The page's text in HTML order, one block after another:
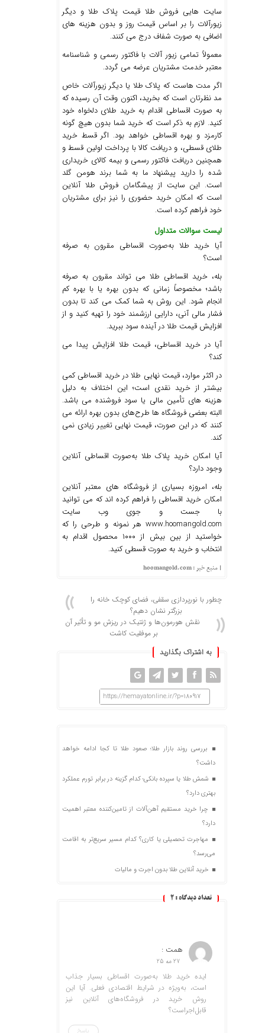
سایت‌ هایی فروش طلا قیمت پلاک طلا و دیگر
زیورآلات را بر اساس قیمت روز و بدون هزینه های
اضافی به صورت شفاف درج می‌ کنند.
معمولاً تمامی زیور آلات با فاکتور رسمی و شناسنامه
معتبر خدمت مشتریان عرضه می گردد.
اگر مدت هاست که پلاک طلا یا دیگر زیورآلات خاص
مد نظرتان است که بخرید، اکنون وقت آن رسیده که
به صورت اقساطی اقدام به خرید طلای دلخواه خود
کنید. لازم به ذکر است که خرید شما بدون هیچ گونه
کارمزد و بهره اقساطی خواهد بود. اگر قسط خرید
طلای قسطی، و دریافت کالا با پرداخت اولین قسط و
همچنین دریافت فاکتور رسمی و بیمه کالای خریداری
شده را دارید پیشنهاد ما به شما برند هومن گلد
است. این سایت از پیشگامان فروش طلا آنلاین
است که امکان خرید حضوری را نیز برای مشتریان
خود فراهم کرده است.
لیست سوالات متداول
آیا خرید طلا به‌صورت اقساطی مقرون‌ به‌ صرفه
است؟
بله، خرید اقساطی طلا می‌ تواند مقرون‌ به‌ صرفه
باشد؛ مخصوصاً زمانی که بدون بهره یا با بهره کم
انجام شود. این روش به شما کمک می‌ کند تا بدون
فشار مالی آنی، دارایی ارزشمند خود را تهیه کنید و از
افزایش قیمت طلا در آینده سود ببرید.
آیا در خرید اقساطی، قیمت طلا افزایش پیدا می‌
کند؟
در اکثر موارد، قیمت نهایی طلا در خرید اقساطی کمی
بیشتر از خرید نقدی است؛ این اختلاف به‌ دلیل
هزینه‌ های تأمین مالی یا سود فروشنده می‌ باشد.
البته بعضی فروشگاه‌ ها طرح‌های بدون بهره ارائه می‌
کنند که در این صورت، قیمت نهایی تغییر زیادی نمی‌
کند.
آیا امکان خرید پلاک طلا به‌صورت اقساطی آنلاین
وجود دارد؟
بله، امروزه بسیاری از فروشگاه‌ های معتبر آنلاین
امکان خرید اقساطی را فراهم کرده‌ اند که می توانید
با جست و جوی وب سایت
www.hoomangold.com هر نمونه و طرحی را که
خواستید از بین بیش از ۱۰۰۰ محصول اقدام به
انتخاب و خرید به صورت قسطی کنید.
| منبع خبر : hoomangold.com
چطور با نورپردازی سقفی، فضای کوچک خانه را
بزرگتر نشان دهیم؟
نقش هورمون‌ها و ژنتیک در ریزش مو و تأثیر آن
بر موفقیت کاشت
به اشتراک بگذارید
https://hemayatonline.ir/?p=180917
بررسی روند بازار طلا؛ صعود طلا تا کجا ادامه خواهد
داشت؟
شمش طلا یا سپرده بانکی؛ کدام گزینه در برابر تورم عملکرد
بهتری دارد؟
چرا خرید مستقیم آهن‌آلات از تامین‌کننده معتبر اهمیت
دارد؟
مهاجرت تحصیلی یا کاری؟ کدام مسیر سریع‌تر به اقامت
می‌رسد؟
خرید آنلاین طلا بدون اجرت و مالیات
تعداد دیدگاه : 2
همت :
27 مه 25
ایده خرید طلا به‌صورت اقساطی بسیار جذاب
است، به‌ویژه در شرایط اقتصادی فعلی. آیا این
روش خرید در فروشگاه‌های آنلاین نیز
قابل‌اجراست؟
پاسخ